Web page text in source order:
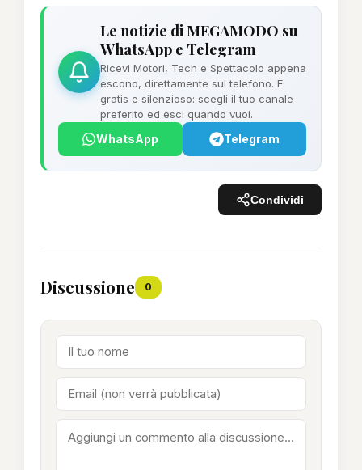
Le notizie di MEGAMODO su
WhatsApp e Telegram
Ricevi Motori, Tech e Spettacolo appena
escono, direttamente sul telefono. È
gratis e silenzioso: scegli il tuo canale
preferito ed esci quando vuoi.
WhatsApp Telegram
Condividi
Discussione 0